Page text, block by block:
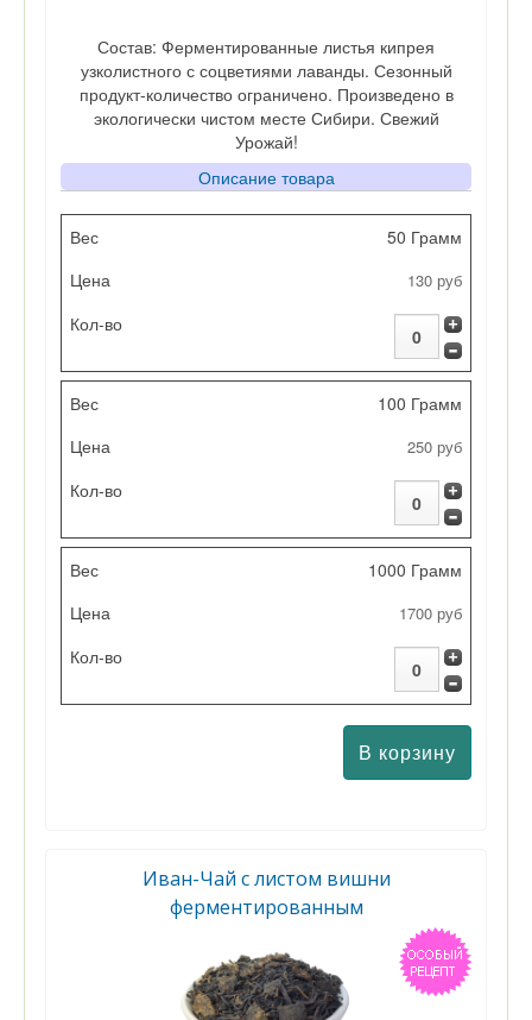
Состав: Ферментированные листья кипрея
узколистного с соцветиями лаванды. Сезонный
продукт-количество ограничено. Произведено в
экологически чистом месте Сибири. Свежий
Урожай!
Описание товара
Вес
Цена
Кол-во
50 Грамм
130 руб
100 Грамм
250 руб
1000 Грамм
1700 руб
Иван-Чай с листом вишни
ферментированным